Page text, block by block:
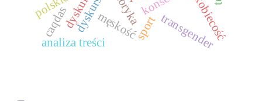
męskość kobiecość
transgender
sport
dyskurs
caqdas
analiza treści